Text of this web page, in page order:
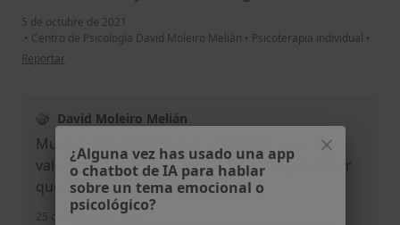
5 de octubre de 2021
• Centro de Psicología David Moleiro Melián • Psicoterapia individual •
en opinión del usuario Sara M
Reportar
David Moleiro Melián
Muchas gracias Sara por comentar y por la
valoración positiva que haces. Me alegra saber
que te esté ayudando.. Un abrazo.
25 de agosto de 2024
¿Alguna vez has usado una app
o chatbot de IA para hablar
sobre un tema emocional o
psicológico?